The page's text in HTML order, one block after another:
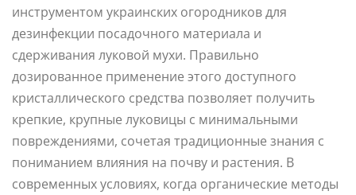
инструментом украинских огородников для
дезинфекции посадочного материала и
сдерживания луковой мухи. Правильно
дозированное применение этого доступного
кристаллического средства позволяет получить
крепкие, крупные луковицы с минимальными
повреждениями, сочетая традиционные знания с
пониманием влияния на почву и растения. В
современных условиях, когда органические методы